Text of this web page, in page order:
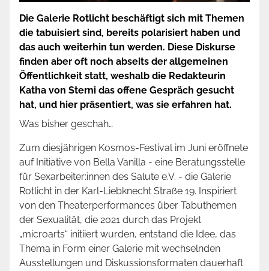
Die Galerie Rotlicht beschäftigt sich mit Themen
die tabuisiert sind, bereits polarisiert haben und
das auch weiterhin tun werden. Diese Diskurse
finden aber oft noch abseits der allgemeinen
Öffentlichkeit statt, weshalb die Redakteurin
Katha von Sterni das offene Gespräch gesucht
hat, und hier präsentiert, was sie erfahren hat.
Was bisher geschah…
Zum diesjährigen Kosmos-Festival im Juni eröffnete
auf Initiative von Bella Vanilla - eine Beratungsstelle
für Sexarbeiter:innen des Salute e.V. - die Galerie
Rotlicht in der Karl-Liebknecht Straße 19. Inspiriert
von den Theaterperformances über Tabuthemen
der Sexualität, die 2021 durch das Projekt
„microarts“ initiiert wurden, entstand die Idee, das
Thema in Form einer Galerie mit wechselnden
Ausstellungen und Diskussionsformaten dauerhaft